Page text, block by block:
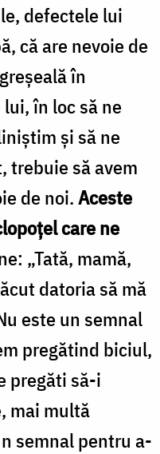
defectele lui
că are nevoie de
în
în loc să ne
şi să ne
trebuie să avem
de noi.Aceste
care ne
„Tată, mamă,
datoria să mă
este un semnal
pregătind biciul,
pregăti să-i
mai multă
semnal pentru a-